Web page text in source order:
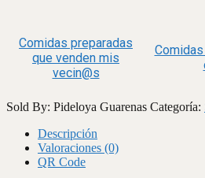
Comidas preparadas
que venden mis
vecin@s
Sold By: Pideloya Guarenas Categoría:
Descripción
Valoraciones (0)
QR Code